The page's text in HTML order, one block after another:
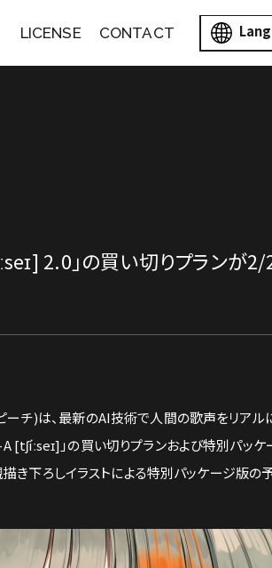
LICENSE CONTACT
2.0」の買い切りプランが
チ)は、最新のAI技術で人間の歌声をリアル
[tʃíːseɪ]」の買い切りプランおよび特別パッ
き下ろしイラストによる特別パッケージ版の